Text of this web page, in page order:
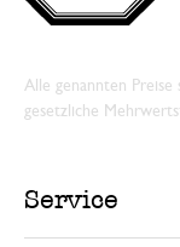
Alle genannten
gesetzliche
Service